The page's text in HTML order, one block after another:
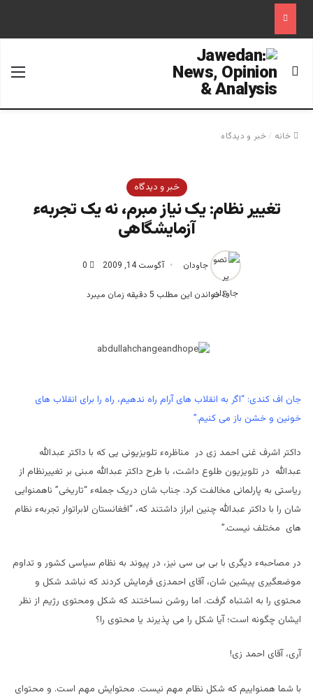
جستجو برای
خانه /خبر و دیدگاه
خبر و دیدگاه
تغییر نظام: یک نیاز مبرم، نه یک تجربهء
آزمایشگاهی
جاودان آگوست 14, 2009 0
خواندن این مطلب 5 دقیقه زمان میبرد
جان اف کندی: “اگر به انقلاب های آرام راه ندهیم، راه را برای انقلاب های
خونین و خشن باز می کنیم.”
داکتر اشرف غنی احمد زی در مناظرهء تلویزیونی یی که با داکتر عبدالله
عبدالله در تلویزیون طلوع داشت، با طرح داکتر عبدالله مبنی بر تغییرنظام از
ریاستی به پارلمانی مخالفت کرد. جناب شان دریک جملهء “تاریخی” ناهمنوایی
شان را با داکتر عبدالله چنین ابراز داشتند که، “افغانستان لابراتوار تجربهء نظام
های مختلف نیست.”
در مصاحبهء دیگری با بی بی سی نیز، در پیوند به نظام سیاسی کشور و تداوم
موضعگیری پیشین شان، آقای احمدزی فرمایش کردند که نباشد شکل و
محتوی را به اشتباه گرفت. اما روشن نساختند که شکل ومحتوی رژیم از نظر
ایشان چگونه است؛ آیا شکل را می پذیرند یا محتوی را؟
آری، آقای احمد زی!
با شما همنواییم که شکل نظام مهم نیست. محتوایش مهم است. و محتوای